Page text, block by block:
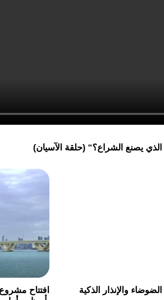
الذي يصنع الشراع؟" (حلقة الآسيان)
والإنذار الذكية